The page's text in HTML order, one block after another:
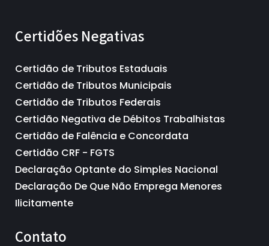
Certidões Negativas
Certidão de Tributos Estaduais
Certidão de Tributos Municipais
Certidão de Tributos Federais
Certidão Negativa de Débitos Trabalhistas
Certidão de Falência e Concordata
Certidão CRF - FGTS
Declaração Optante do Simples Nacional
Declaração De Que Não Emprega Menores
Ilicitamente
Contato